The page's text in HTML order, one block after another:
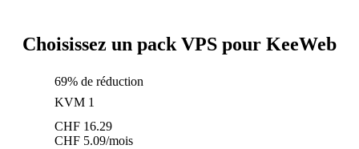
Choisissez un pack VPS pour KeeWeb
69% de réduction
KVM 1
CHF 16.29
CHF 5.09/mois